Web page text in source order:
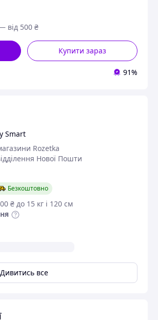
від 500 ₴
Купити зараз
91%
Smart
Rozetka
Нової Пошти
Безкоштовно
₴ до 15 кг і 120 см
Дивитись все